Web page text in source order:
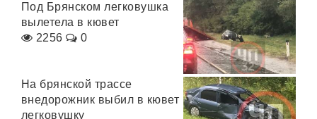
Под Брянском легковушка
вылетела в кювет
2256
0
На брянской трассе
внедорожник выбил в кювет
легковушку